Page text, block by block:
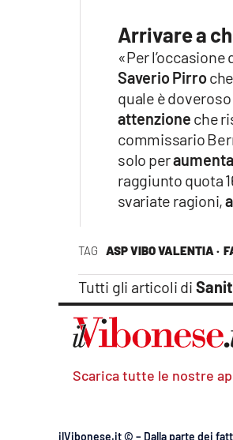
TAG ASP VIBO VALENTIA ·
Tutti gli articoli di
Arrivare a
«Per
Saverio Pirro
quale è
attenzione che
commissario
solo per
raggiunto quota
svariate ragioni,
Scarica tutte le nostre
ilVibonese.it © – Dalla parte dei